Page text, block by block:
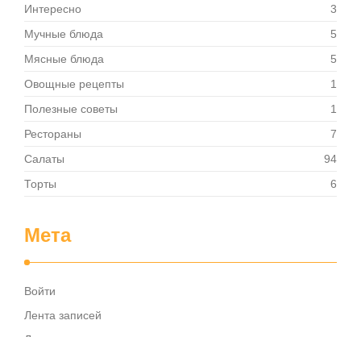
Интересно
3
Мучные блюда
5
Мясные блюда
5
Овощные рецепты
1
Полезные советы
1
Рестораны
7
Салаты
94
Торты
6
Мета
Войти
Лента записей